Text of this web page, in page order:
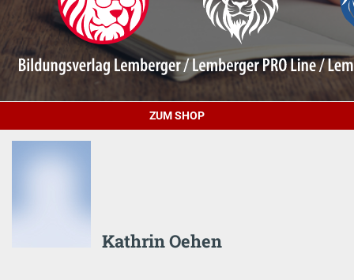
ZUM SHOP
Kathrin Oehen